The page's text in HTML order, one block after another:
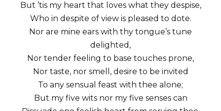
But ’tis my heart that loves what they despise,
Who in despite of view is pleased to dote.
Nor are mine ears with thy tongue’s tune
delighted,
Nor tender feeling to base touches prone,
Nor taste, nor smell, desire to be invited
To any sensual feast with thee alone;
But my five wits nor my five senses can